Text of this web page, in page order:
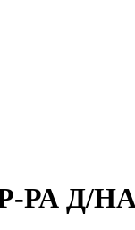
РА Д/